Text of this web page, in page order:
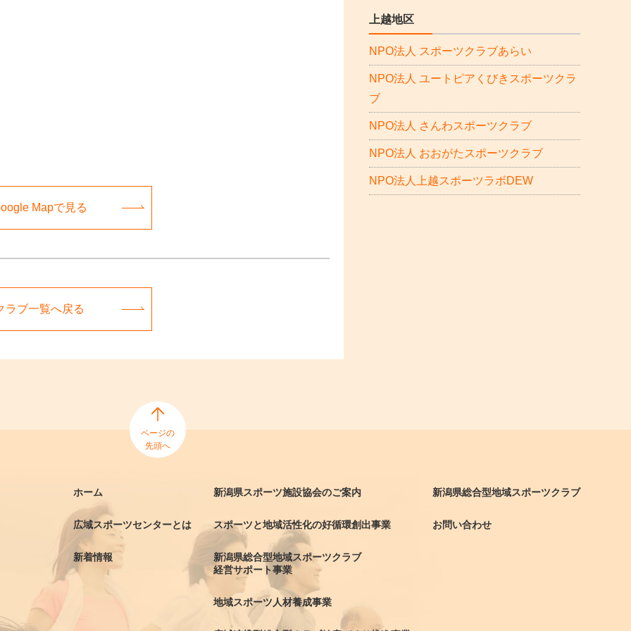
Mapで見る
ラブ一覧へ戻る
上越地区
NPO法人 スポーツクラブあらい
NPO法人 ユートピアくびきスポーツクラ
ブ
NPO法人 さんわスポーツクラブ
NPO法人 おおがたスポーツクラブ
NPO法人上越スポーツラボDEW
ページの
先頭へ
ホーム
広域スポーツセンターとは
新着情報
新潟県スポーツ施設協会のご案内
スポーツと地域活性化の好循環創出事業
新潟県総合型地域スポーツクラブ
経営サポート事業
地域スポーツ人材養成事業
新潟県総合型地域スポーツクラブ
お問い合わせ